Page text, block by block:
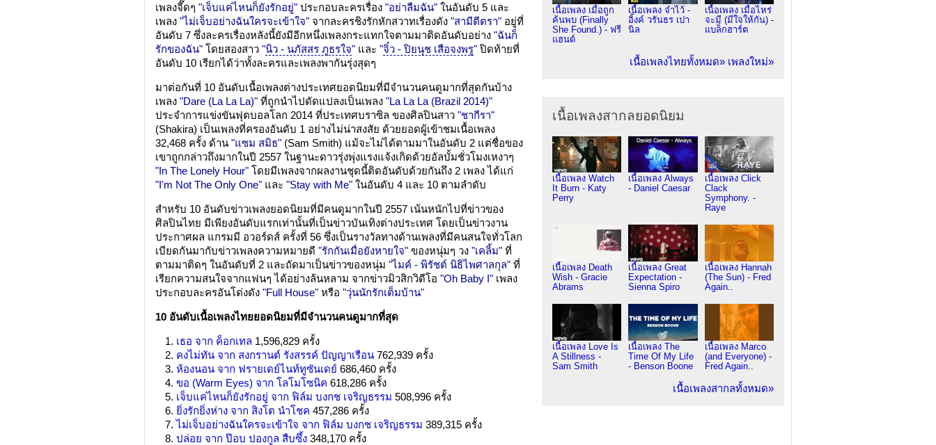
เพลงจี๊ดๆ "เจ็บแค่ไหนก็ยังรักอยู่" ประกอบละครเรื่อง "อย่าลืมฉัน" ในอันดับ 5 และ
เพลง "ไม่เจ็บอย่างฉันใครจะเข้าใจ" จากละครชิงรักหักสวาทเรื่องดัง "สามีตีตรา" อยู่ที่
อันดับ 7 ซึ่งละครเรื่องหลังนี้ยังมีอีกหนึ่งเพลงกระแทกใจตามมาติดอันดับอย่าง "ฉันก็
รักของฉัน" โดยสองสาว "นิว - นภัสสร ภูธรใจ" และ "จิ๋ว - ปิยนุช เสือจงพรู" ปิดท้ายที่
อันดับ 10 เรียกได้ว่าทั้งละครและเพลงพากันรุ่งสุดๆ
มาต่อกันที่ 10 อันดับเนื้อเพลงต่างประเทศยอดนิยมที่มีจำนวนคนดูมากที่สุดกันบ้าง
เพลง "Dare (La La La)" ที่ถูกนำไปดัดแปลงเป็นเพลง "La La La (Brazil 2014)"
ประจำการแข่งขันฟุตบอลโลก 2014 ที่ประเทศบราซิล ของศิลปินสาว "ชากีรา"
(Shakira) เป็นเพลงที่ครองอันดับ 1 อย่างไม่น่าสงสัย ด้วยยอดผู้เข้าชมเนื้อเพลง
32,468 ครั้ง ด้าน "แซม สมิธ" (Sam Smith) แม้จะไม่ได้ตามมาในอันดับ 2 แต่ชื่อของ
เขาถูกกล่าวถึงมากในปี 2557 ในฐานะดาวรุ่งพุ่งแรงแจ้งเกิดด้วยอัลบั้มชั่วโมงเหงาๆ
"In The Lonely Hour" โดยมีเพลงจากผลงานชุดนี้ติดอันดับด้วยกันถึง 2 เพลง ได้แก่
"I'm Not The Only One" และ "Stay with Me" ในอันดับ 4 และ 10 ตามลำดับ
สำหรับ 10 อันดับข่าวเพลงยอดนิยมที่มีคนดูมากในปี 2557 เน้นหนักไปที่ข่าวของ
ศิลปินไทย มีเพียงอันดับแรกเท่านั้นที่เป็นข่าวบันเทิงต่างประเทศ โดยเป็นข่าวงาน
ประกาศผล แกรมมี อวอร์ดส์ ครั้งที่ 56 ซึ่งเป็นรางวัลทางด้านเพลงที่มีคนสนใจทั่วโลก
เบียดกันมากับข่าวเพลงความหมายดี "รักกันเมื่อยังหายใจ" ของหนุ่มๆ วง "เคลิ้ม" ที่
ตามมาติดๆ ในอันดับที่ 2 และถัดมาเป็นข่าวของหนุ่ม "ไมค์ - พิรัชต์ นิธิไพศาลกุล" ที่
เรียกความสนใจจากแฟนๆ ได้อย่างล้นหลาม จากข่าวมิวสิกวิดีโอ "Oh Baby I" เพลง
ประกอบละครอันโด่งดัง "Full House" หรือ "วุ่นนักรักเต็มบ้าน"
10 อันดับเนื้อเพลงไทยยอดนิยมที่มีจำนวนคนดูมากที่สุด
เธอ จาก ค็อกเทล 1,596,829 ครั้ง
คงไม่ทัน จาก สงกรานต์ รังสรรค์ ปัญญาเรือน 762,939 ครั้ง
ห้องนอน จาก ฟรายเดย์ไนท์ทูซันเดย์ 686,460 ครั้ง
ขอ (Warm Eyes) จาก โลโมโซนิค 618,286 ครั้ง
เจ็บแค่ไหนก็ยังรักอยู่ จาก ฟิล์ม บงกช เจริญธรรม 508,996 ครั้ง
ยิ่งรักยิ่งห่าง จาก สิงโต นำโชค 457,286 ครั้ง
ไม่เจ็บอย่างฉันใครจะเข้าใจ จาก ฟิล์ม บงกช เจริญธรรม 389,315 ครั้ง
ปล่อย จาก ป๊อบ ปองกูล สืบซึ้ง 348,170 ครั้ง
เนื้อเพลง เมื่อถูก
ค้นพบ (Finally
She Found.) - ฟรี
แฮนด์
เนื้อเพลง จำไว้ -
อิ้งค์ วรันธร เปา
นิล
เนื้อเพลง เมื่อไหร่
จะมี (มีใจให้กัน) -
แบล็กฮาร์ต
เนื้อเพลงไทยทั้งหมด» เพลงใหม่»
เนื้อเพลงสากลยอดนิยม
เนื้อเพลง Watch
It Burn - Katy
Perry
เนื้อเพลง Always
- Daniel Caesar
เนื้อเพลง Click
Clack
Symphony. -
Raye
เนื้อเพลง Death
Wish - Gracie
Abrams
เนื้อเพลง Great
Expectation -
Sienna Spiro
เนื้อเพลง Hannah
(The Sun) - Fred
Again..
เนื้อเพลง Love Is
A Stillness -
Sam Smith
เนื้อเพลง The
Time Of My Life
- Benson Boone
เนื้อเพลง Marco
(and Everyone) -
Fred Again..
เนื้อเพลงสากลทั้งหมด»